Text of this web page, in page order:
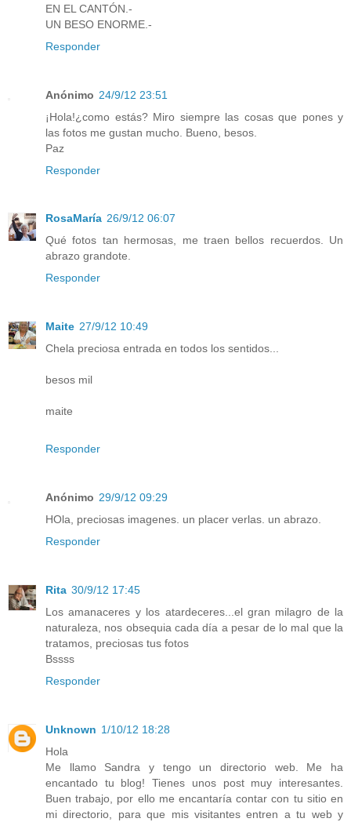
EN EL CANTÓN.-
UN BESO ENORME.-
Responder
Anónimo 24/9/12 23:51
¡Hola!¿como estás? Miro siempre las cosas que pones y
las fotos me gustan mucho. Bueno, besos.
Paz
Responder
RosaMaría 26/9/12 06:07
Qué fotos tan hermosas, me traen bellos recuerdos. Un
abrazo grandote.
Responder
Maite 27/9/12 10:49
Chela preciosa entrada en todos los sentidos...
besos mil
maite
Responder
Anónimo 29/9/12 09:29
HOla, preciosas imagenes. un placer verlas. un abrazo.
Responder
Rita 30/9/12 17:45
Los amanaceres y los atardeceres...el gran milagro de la
naturaleza, nos obsequia cada día a pesar de lo mal que la
tratamos, preciosas tus fotos
Bssss
Responder
Unknown 1/10/12 18:28
Hola
Me llamo Sandra y tengo un directorio web. Me ha
encantado tu blog! Tienes unos post muy interesantes.
Buen trabajo, por ello me encantaría contar con tu sitio en
mi directorio, para que mis visitantes entren a tu web y